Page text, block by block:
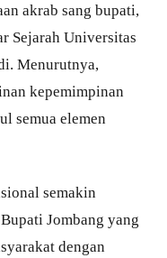
akrab sang bupati,
Sejarah Universitas
Menurutnya,
kepemimpinan
semua elemen
semakin
Jombang yang
dengan